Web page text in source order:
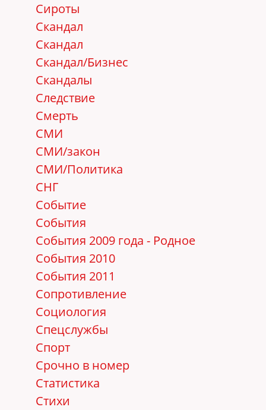
Сироты
Скандал
Скандал
Скандал/Бизнес
Скандалы
Следствие
Смерть
СМИ
СМИ/закон
СМИ/Политика
СНГ
Событие
События
События 2009 года - Родное
События 2010
События 2011
Сопротивление
Социология
Спецслужбы
Спорт
Срочно в номер
Статистика
Стихи